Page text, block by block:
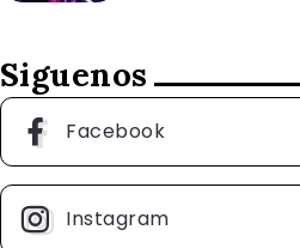
Siguenos
Facebook
Instagram